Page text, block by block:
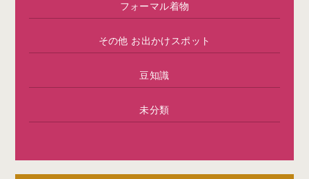
フォーマル着物
その他 お出かけスポット
豆知識
未分類